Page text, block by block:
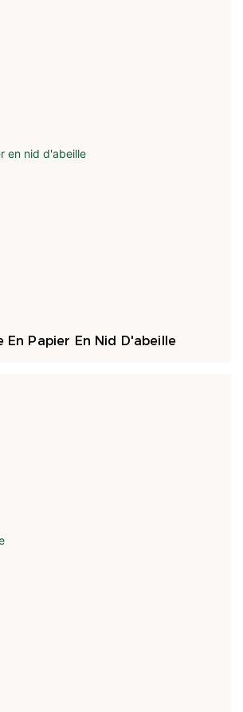
En Papier En Nid D'abeille